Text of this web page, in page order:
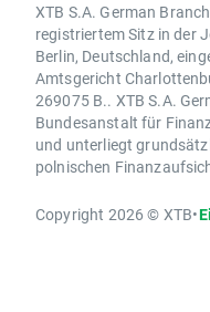
XTB S.A. German
registriertem Sitz in der
Berlin, Deutschland,
Amtsgericht
269075 B.. XTB S.A.
Bundesanstalt für
und unterliegt
polnischen
Copyright 2026 © XTB•